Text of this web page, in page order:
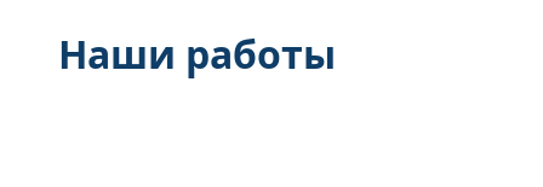
Наши работы